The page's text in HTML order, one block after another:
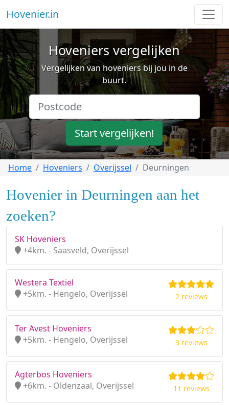
Hovenier.in
Hoveniers vergelijken
Vergelijken van hoveniers bij jou in de
buurt.
Start vergelijken!
Home Hoveniers Overijssel Deurningen
Hovenier in Deurningen aan het
zoeken?
SK Hoveniers
+4km. - Saasveld, Overijssel
Westera Textiel
+5km. - Hengelo, Overijssel
2 reviews
Ter Avest Hoveniers
+5km. - Hengelo, Overijssel
3 reviews
Agterbos Hoveniers
+6km. - Oldenzaal, Overijssel
11 reviews